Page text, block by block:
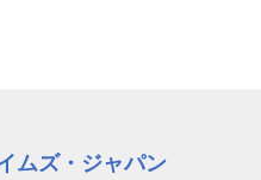
ムズ・ジャパン